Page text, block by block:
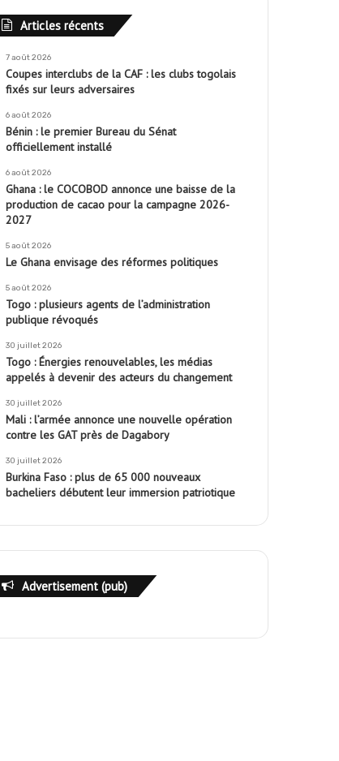
Articles récents
7 août 2026
Coupes interclubs de la CAF : les clubs togolais
fixés sur leurs adversaires
6 août 2026
Bénin : le premier Bureau du Sénat
officiellement installé
6 août 2026
Ghana : le COCOBOD annonce une baisse de la
production de cacao pour la campagne 2026-
2027
5 août 2026
Le Ghana envisage des réformes politiques
5 août 2026
Togo : plusieurs agents de l’administration
publique révoqués
30 juillet 2026
Togo : Énergies renouvelables, les médias
appelés à devenir des acteurs du changement
30 juillet 2026
Mali : l’armée annonce une nouvelle opération
contre les GAT près de Dagabory
30 juillet 2026
Burkina Faso : plus de 65 000 nouveaux
bacheliers débutent leur immersion patriotique
Advertisement (pub)